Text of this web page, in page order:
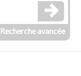
Recherche avancée